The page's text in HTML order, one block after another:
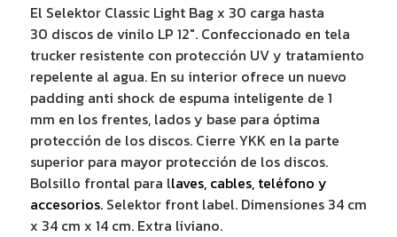
El Selektor Classic Light Bag x 30 carga hasta
30 discos de vinilo LP 12". Confeccionado en tela
trucker resistente con protección UV y tratamiento
repelente al agua. En su interior ofrece un nuevo
padding anti shock de espuma inteligente de 1
mm en los frentes, lados y base para óptima
protección de los discos. Cierre YKK en la parte
superior para mayor protección de los discos.
Bolsillo frontal para llaves, cables, teléfono y
accesorios.Selektor front label. Dimensiones 34 cm
x 34 cm x 14 cm. Extra liviano.